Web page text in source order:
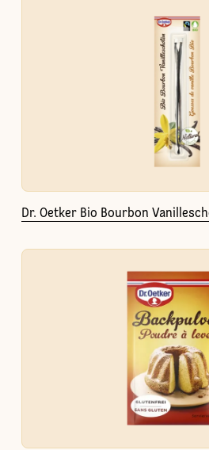
Dr. Oetker Bio Bourbon